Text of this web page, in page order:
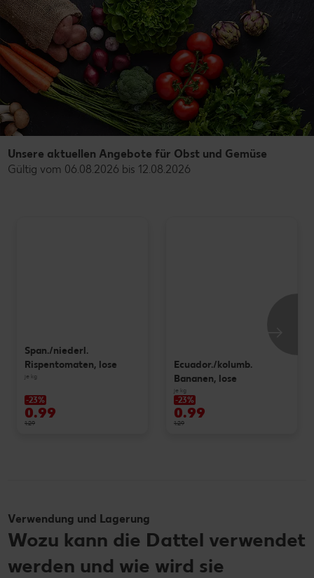
Unsere aktuellen Angebote für Obst und Gemüse
Gültig vom 06.08.2026 bis 12.08.2026
Span./niederl.
Rispentomaten, lose
je kg
-23%
0.99
1.29
Ecuador./kolumb.
Bananen, lose
je kg
-23%
0.99
1.29
Verwendung und Lagerung
Wozu kann die Dattel verwendet
werden und wie wird sie